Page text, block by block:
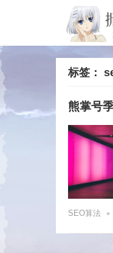
标签：
熊掌号
SEO算法 •